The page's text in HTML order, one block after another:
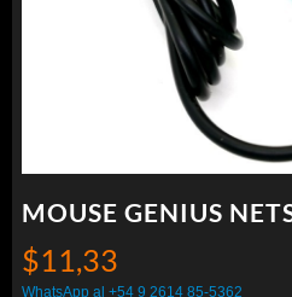
MOUSE GENIUS
$11,33
WhatsApp al +54 9 2614 85-5362